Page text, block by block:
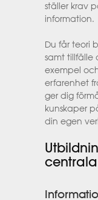
ställer krav
information.
Du får teori
samt tillfälle
exempel
erfarenhet
ger dig
kunskaper
din egen